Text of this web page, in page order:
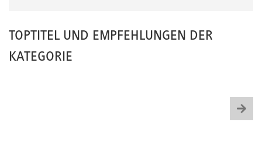
TOPTITEL UND EMPFEHLUNGEN DER
KATEGORIE